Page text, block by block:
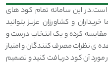
این سامانه تمام کود های
و کشاورزان عزیز بتوانید
کرده و یک انتخاب درست و
ی نظرات مصرف کنندگان و امتیاز
مورد آن کود دریافت کنید و تصمیم